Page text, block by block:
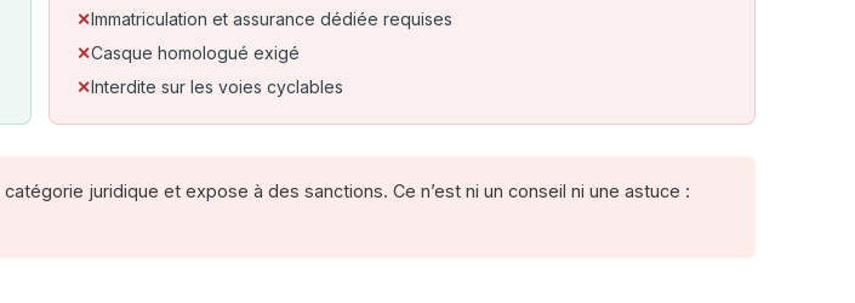
Immatriculation et assurance dédiée requises
Casque homologué exigé
Interdite sur les voies cyclables
juridique et expose à des sanctions. Ce n’est ni un conseil ni une astuce :